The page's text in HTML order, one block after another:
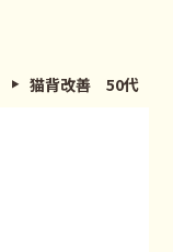
猫背改善 50代 女